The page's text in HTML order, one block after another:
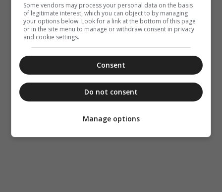
Some vendors may process your personal data on the basis
of legitimate interest, which you can object to by managing
your options below. Look for a link at the bottom of this page
or in the site menu to manage or withdraw consent in privacy
and cookie settings.
Consent
Do not consent
Manage options